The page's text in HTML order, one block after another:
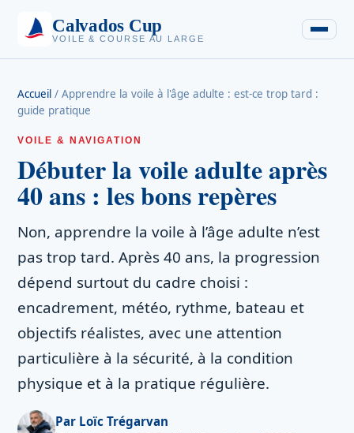
Calvados Cup
VOILE & COURSE AU LARGE
Accueil / Apprendre la voile à l'âge adulte : est-ce trop tard :
guide pratique
VOILE & NAVIGATION
Débuter la voile adulte après
40 ans : les bons repères
Non, apprendre la voile à l’âge adulte n’est
pas trop tard. Après 40 ans, la progression
dépend surtout du cadre choisi :
encadrement, météo, rythme, bateau et
objectifs réalistes, avec une attention
particulière à la sécurité, à la condition
physique et à la pratique régulière.
Par Loïc Trégarvan